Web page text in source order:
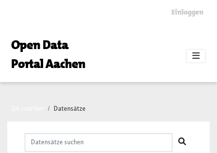
Einloggen
Open Data
Portal Aachen
Datensätze